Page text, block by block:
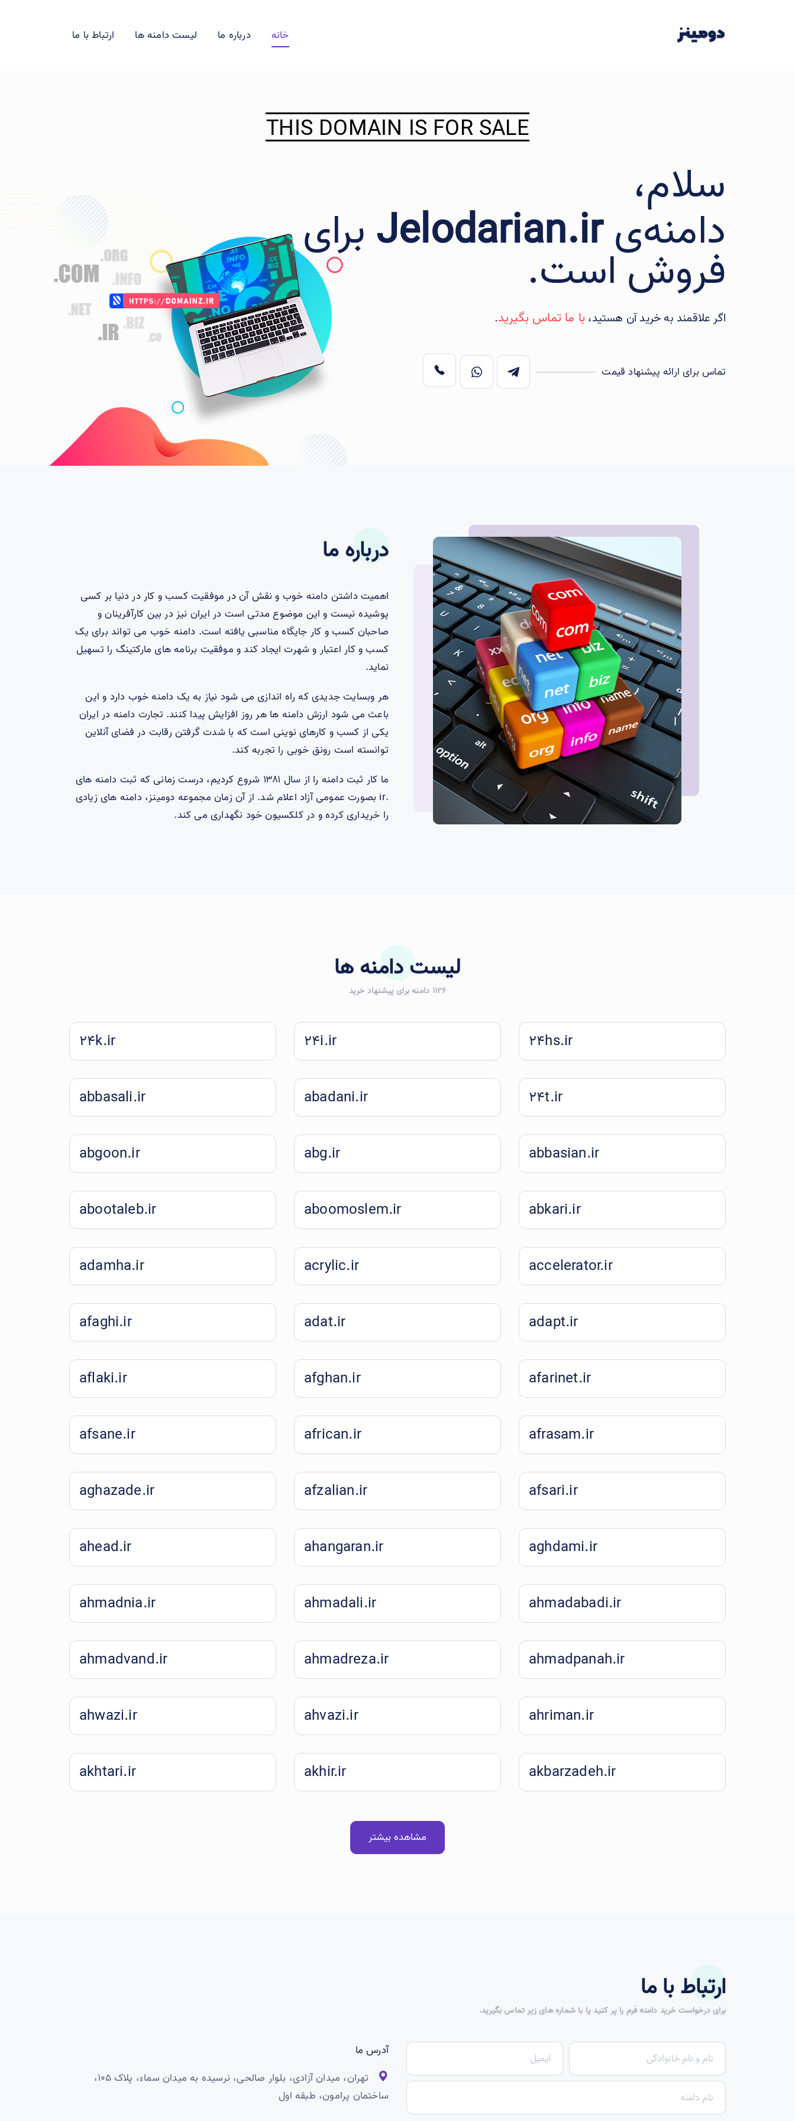
خانه درباره ما لیست دامنه ها ارتباط با ما
THIS DOMAIN IS FOR SALE
سلام،
دامنه‌یJelodarian.ir برای
فروش است.
اگر علاقمند به خرید آن هستید، با ما تماس بگیرید.
تماس برای ارائه پیشنهاد قیمت تلگرام واتس اپ
درباره ما
اهمیت داشتن دامنه خوب و نقش آن در موفقیت کسب و کار در دنیا بر کسی
پوشیده نیست و این موضوع مدتی است در ایران نیز در بین کارآفرینان و
صاحبان کسب و کار جایگاه مناسبی یافته است. دامنه خوب می تواند برای یک
کسب و کار اعتبار و شهرت ایجاد کند و موفقیت برنامه های مارکتینگ را تسهیل
نماید.
هر وبسایت جدیدی که راه اندازی می شود نیاز به یک دامنه خوب دارد و این
باعث می شود ارزش دامنه ها هر روز افزایش پیدا کنند. تجارت دامنه در ایران
یکی از کسب و کارهای نوینی است که با شدت گرفتن رقابت در فضای آنلاین
توانسته است رونق خوبی را تجربه کند.
ما کار ثبت دامنه را از سال ۱۳۸۱ شروع کردیم، درست زمانی که ثبت دامنه های
.ir بصورت عمومی آزاد اعلام شد. از آن زمان مجموعه دومینز، دامنه های زیادی
را خریداری کرده و در کلکسیون خود نگهداری می کند.
لیست دامنه ها
1126 دامنه برای پیشنهاد خرید
24hs.ir
24i.ir
24k.ir
24t.ir
abadani.ir
abbasali.ir
abbasian.ir
abg.ir
abgoon.ir
abkari.ir
aboomoslem.ir
abootaleb.ir
accelerator.ir
acrylic.ir
adamha.ir
adapt.ir
adat.ir
afaghi.ir
afarinet.ir
afghan.ir
aflaki.ir
afrasam.ir
african.ir
afsane.ir
afsari.ir
afzalian.ir
aghazade.ir
aghdami.ir
ahangaran.ir
ahead.ir
ahmadabadi.ir
ahmadali.ir
ahmadnia.ir
ahmadpanah.ir
ahmadreza.ir
ahmadvand.ir
ahriman.ir
ahvazi.ir
ahwazi.ir
akbarzadeh.ir
akhir.ir
akhtari.ir
مشاهده بیشتر
ارتباط با ما
برای درخواست خرید دامنه فرم را پر کنید یا با شماره های زیر تماس بگیرید.
آدرس ما
تهران، میدان آزادی، بلوار صالحی، نرسیده به میدان سماء، پلاک ۱۰۵،
ساختمان پرامون، طبقه اول